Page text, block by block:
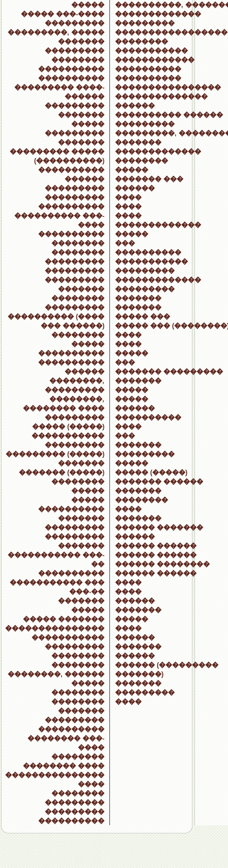
�����
����� ���-����
���������
���������, �����
�������
���������
��������
����������
����������
��������� ����-
������
���������
�������
�����
���������
�������
��������� �����
(����������)
����������
������
���������
���������
����������
���������� ���-
����
����������
��������
��������
���������
���������
���������
�������
��������
���������
���������� (����
��� ������)
��������
�����
����������
����������
������
��������,
���������
��������,
�������� ����
���������
����� (�����)
�����������
���������
��������� (�����)
�������
������� (�����)
��������
�����
�����
����������
�������
���������
���������
�������
����������� ���-
��
����������
����������� ���
���-��
�������
�����
����� �������
���������������
�����������
���������
��������
��������
��������, ������
�����
��������
��������
�������
���������
����������
�������� ���-
����
��������
�������� ����
���������������
����
��������
���������
���������
����������
����������,
�������������
���������
��������
�����������
������������
����������
����������
����������������
��������������
������
���������� ������
���������
���������,
�������
�������������
��������
�����
������� ���
������
����
����
����
�������������
�����
���
����������
�����������
���������
�������������
���������
�������
�������
����� ���
����� ���
����
����
�����
���
������� ���������
�������
�����
�����
������
����������
����
���
�������
���������
�����
����� (�����)
������� ������
�������
��������
����
�������
������ �������
������
������ ������
������ ������
������ ��������
������ ������
����
����
������
�������
�����
����
������
�������
������
������ (���������
�������)
�������
���������
����